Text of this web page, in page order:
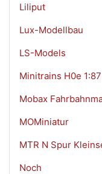
Liliput
Lux-Modellbau
LS-Models
Minitrains H0e 1:87
Mobax
MOMiniatur
MTR N Spur
Noch